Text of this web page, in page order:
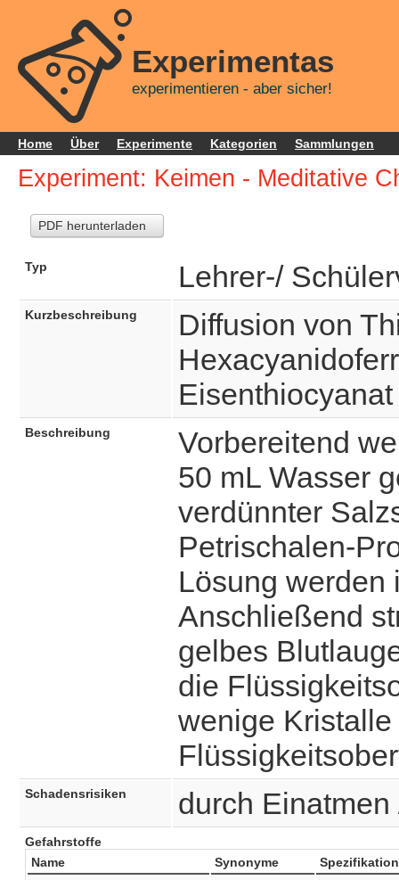
Experimentas
experimentieren - aber sicher!
Home Über Experimente Kategorien Sammlungen
Experiment: Keimen - Meditative
PDF herunterladen
Typ Lehrer-/
Kurzbeschreibung
Diffusion von
Beschreibung
Vorbereitend
50 mL Wasser
verdünnter
Petrischalen-
Lösung werden
Anschließend
gelbes
die
wenige
Schadensrisiken durch
Gefahrstoffe
Name
Synonyme
Spezifikation